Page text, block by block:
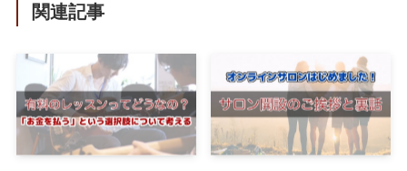
関連記事